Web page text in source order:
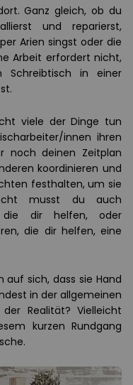
Ganz gleich, ob du
und reparierst,
Arien singst oder die
Arbeit erfordert nicht,
in einer
viele der Dinge tun
innen ihren
noch deinen Zeitplan
koordinieren und
festhalten, um sie
musst du auch
die dir helfen, oder
die dir helfen, eine
sich, dass sie Hand
in der allgemeinen
Realität? Vielleicht
kurzen Rundgang